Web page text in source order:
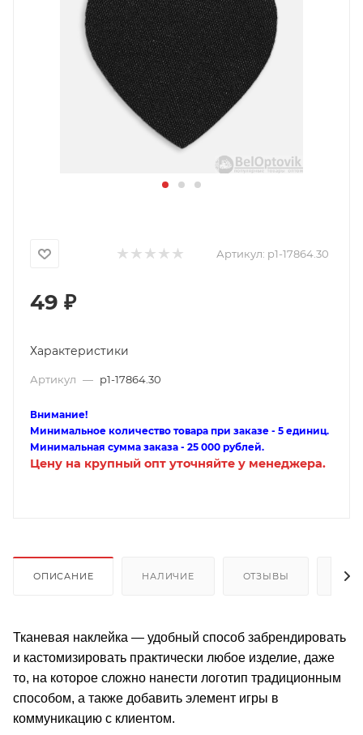
Артикул: p1-17864.30
49 ₽
Характеристики
Артикул — p1-17864.30
Внимание!
Минимальное количество товара при заказе - 5 единиц.
Минимальная сумма заказа - 25 000 рублей.
Цену на крупный опт уточняйте у менеджера.
ОПИСАНИЕ НАЛИЧИЕ ОТЗЫВЫ
Тканевая наклейка — удобный способ забрендировать
и кастомизировать практически любое изделие, даже
то, на которое сложно нанести логотип традиционным
способом, а также добавить элемент игры в
коммуникацию с клиентом.